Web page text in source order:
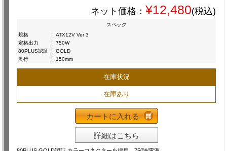
ネット価格： ¥12,480(税込)
スペック
規格
:
ATX12V Ver 3
定格出力
:
750W
80PLUS認証 :
GOLD
奥行
: 150mm
在庫状況
在庫あり
カートに入れる
詳細はこちら